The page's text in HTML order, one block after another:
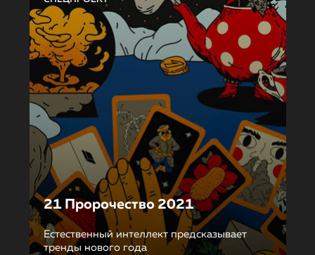
21 Пророчество 2021
Естественный интеллект предсказывает
тренды нового года